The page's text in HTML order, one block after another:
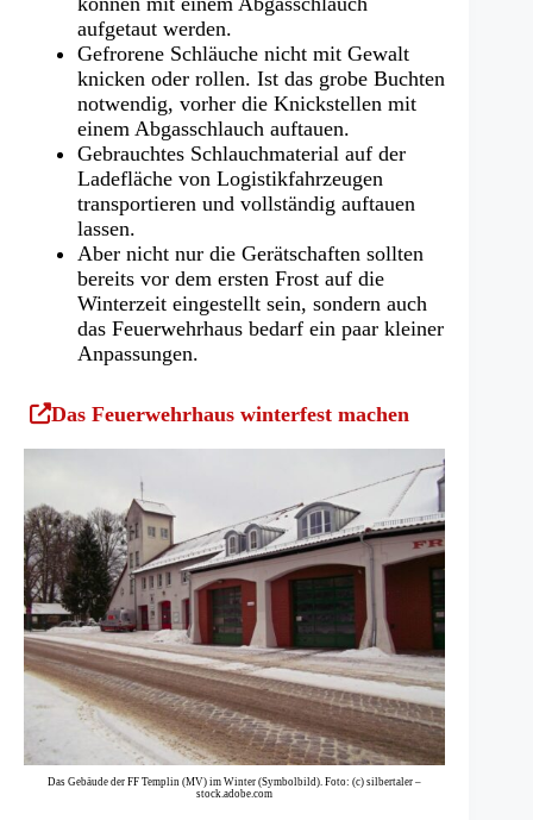
aufgetaut werden.
Gefrorene Schläuche nicht mit Gewalt
knicken oder rollen. Ist das grobe Buchten
notwendig, vorher die Knickstellen mit
einem Abgasschlauch auftauen.
Gebrauchtes Schlauchmaterial auf der
Ladefläche von Logistikfahrzeugen
transportieren und vollständig auftauen
lassen.
Aber nicht nur die Gerätschaften sollten
bereits vor dem ersten Frost auf die
Winterzeit eingestellt sein, sondern auch
das Feuerwehrhaus bedarf ein paar kleiner
Anpassungen.
(Öffnet
Tab)
Das Feuerwehrhaus winterfest machen
Das Gebäude der FF Templin (MV) im Winter (Symbolbild). Foto: (c) silbertaler –
stock.adobe.com